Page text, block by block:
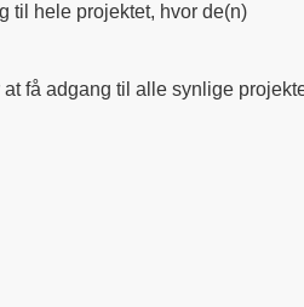
til hele projektet, hvor de(n)
få adgang til alle synlige